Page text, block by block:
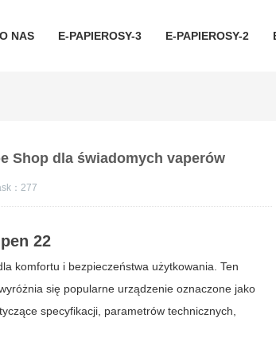
O NAS E-PAPIEROSY-3 E-PAPIEROSY-2
Shop dla świadomych vaperów
： 277
22
komfortu i bezpieczeństwa użytkowania. Ten
się popularne urządzenie oznaczone jako
specyfikacji, parametrów technicznych,